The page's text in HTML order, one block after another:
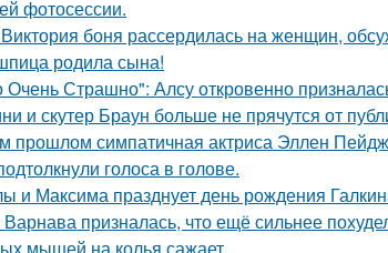
фотосессии.
боня рассердилась на женщин,
родила сына!
Страшно": Алсу откровенно
и скутер Браун больше не прячутся от
прошлом симпатичная актриса Эллен
голоса в голове.
и Максима празднует день рождения
призналась, что ещё сильнее